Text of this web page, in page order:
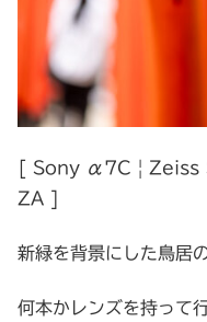
[ Sony α7C | Zeiss
ZA ]
新緑を背景にした鳥居
何本かレンズを持って